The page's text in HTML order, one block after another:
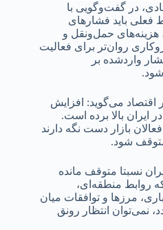
در گفت‌وگویی با
فعلی باید فشارهای
هزینه‌های حمل‌ونقل و
روان‌تر برای فعالیت
واردشده بر
آثار جنگ ۴۰ روزه بر اقتصاد می‌گوید: افزایش
ایران بالا برده است.
بازار دست نگه دارند
شود.
نسبتا متوقف مانده
روابط منطقه‌ای،
مرزها و توافقات میان
نمی‌توان انتظار رونق